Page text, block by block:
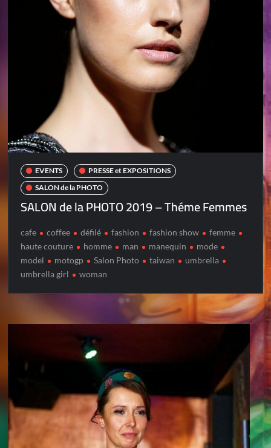
EVENTS
PRESSE et EXPOSITIONS
SALON de la PHOTO
SALON de la PHOTO 2019 – Théme Femmes
cafe coffee défilé fashion fashion show
femme
haute couture
homme man manequin
mode
model
motogp Salon Photo taiwan
umbrella
umbrella girl
woman